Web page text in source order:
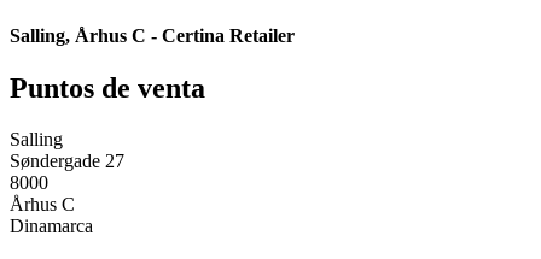
Salling, Århus C - Certina Retailer
Puntos de venta
Salling
Søndergade 27
8000
Århus C
Dinamarca